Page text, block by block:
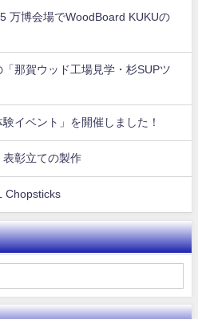
万博会場でWoodBoard KUKUの
那賀ウッド工場見学・杉SUPツ
イベント」を開催しました！
表彰立ての製作
Chopsticks